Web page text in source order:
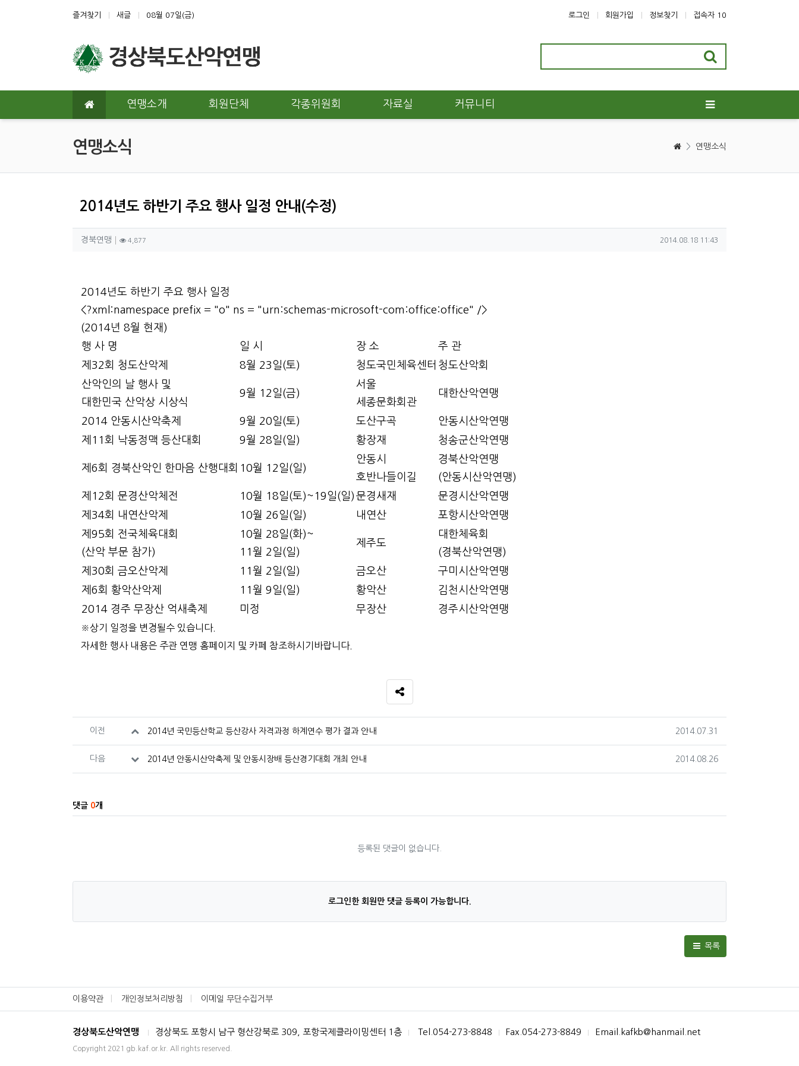
즐겨찾기 새글 08월 07일(금) 로그인 회원가입 정보찾기 접속자 10
연맹소개 회원단체 각종위원회 자료실 커뮤니티
연맹소식 > 연맹소식
2014년도 하반기 주요 행사 일정 안내(수정)
작성자 정보
경북연맹 작성4,877 작성일
2014.08.18 11:43
본문
2014년도 하반기 주요 행사 일정
<?xml:namespace prefix = "o" ns = "urn:schemas-microsoft-com:office:office" />
(2014년 8월 현재)
행 사 명
일 시 장 소
주 관
제32회 청도산악제
8월 23일(토) 청도국민체육센터 청도산악회
산악인의 날 행사 및
대한민국 산악상 시상식
9월 12일(금)
서울
세종문화회관
대한산악연맹
2014 안동시산악축제 9월 20일(토) 도산구곡
안동시산악연맹
제11회 낙동정맥 등산대회
9월 28일(일) 황장재 청송군산악연맹
제6회 경북산악인 한마음 산행대회 10월 12일(일)
안동시
호반나들이길
경북산악연맹
(안동시산악연맹)
제12회 문경산악체전
10월 18일(토)~19일(일) 문경새재
문경시산악연맹
제34회 내연산악제
10월 26일(일) 내연산
포항시산악연맹
제95회 전국체육대회
(산악 부문 참가)
10월 28일(화)~
11월 2일(일)
제주도
대한체육회
(경북산악연맹)
제30회 금오산악제
11월 2일(일) 금오산
구미시산악연맹
제6회 황악산악제
11월 9일(일) 황악산
김천시산악연맹
2014 경주 무장산 억새축제
미정 무장산 경주시산악연맹
※상기 일정을 변경될수 있습니다.
자세한 행사 내용은 주관 연맹 홈페이지 및 카페 참조하시기바랍니다.
SNS 공유
관련자료
이전 2014년 국민등산학교 등산강사 자격과정 하계연수 평가 결과 안내 작성일
2014.07.31
다음 2014년 안동시산악축제 및 안동시장배 등산경기대회 개최 안내 작성일
2014.08.26
댓글 0개
등록된 댓글이 없습니다.
로그인한 회원만 댓글 등록이 가능합니다.
목록
이용약관 개인정보처리방침 이메일 무단수집거부
경상북도산악연맹 경상북도 포항시 남구 형산강북로 309, 포항국제클라이밍센터 1층 Tel.054-273-8848 Fax.054-273-8849 Email.kafkb@hanmail.net
Copyright 2021 gb.kaf.or.kr. All rights reserved.